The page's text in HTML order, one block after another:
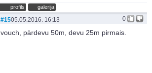
profils galerija
0
#1505.05.2016. 16:13
vouch, pārdevu 50m, devu 25m pirmais.